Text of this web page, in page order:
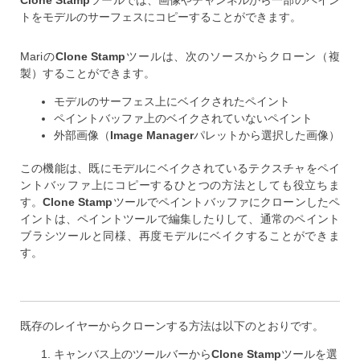
トをモデルのサーフェスにコピーすることができます。
MariのClone Stampツールは、次のソースからクローン（複
製）することができます。
モデルのサーフェス上にベイクされたペイント
ペイントバッファ上のベイクされていないペイント
外部画像（Image Managerパレットから選択した画像）
この機能は、既にモデルにベイクされているテクスチャをペイ
ントバッファ上にコピーするひとつの方法としても役立ちま
す。Clone Stampツールでペイントバッファにクローンしたペ
イントは、ペイントツールで編集したりして、通常のペイント
ブラシツールと同様、再度モデルにベイクすることができま
す。
既存のレイヤーからクローンする方法は以下のとおりです。
キャンバス上のツールバーからClone Stampツールを選